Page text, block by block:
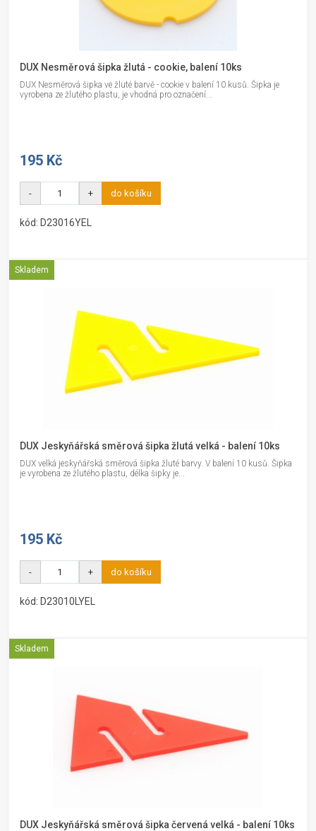
DUX Nesměrová šipka žlutá - cookie, balení 10ks
DUX Nesměrová šipka ve žluté barvě - cookie v balení 10 kusů. Šipka je
vyrobena ze žlutého plastu, je vhodná pro označení...
195 Kč
- + do košíku
kód: D23016YEL
Skladem
DUX Jeskyňářská směrová šipka žlutá velká - balení 10ks
DUX velká jeskyňářská směrová šipka žluté barvy. V balení 10 kusů. Šipka
je vyrobena ze žlutého plastu, délka šipky je...
195 Kč
- + do košíku
kód: D23010LYEL
Skladem
DUX Jeskyňářská směrová šipka červená velká - balení 10ks